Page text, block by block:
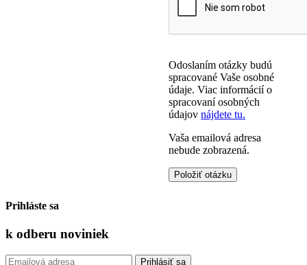
Odoslaním otázky budú
spracované Vaše osobné
údaje. Viac informácií o
spracovaní osobných
údajovnájdete tu.
Vaša emailová adresa
nebude zobrazená.
Prihláste sa
k odberu noviniek